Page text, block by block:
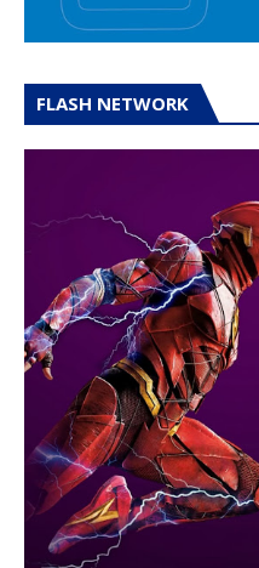
FLASH NETWORK